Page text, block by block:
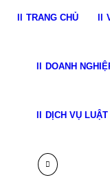
TRANG CHỦ
DOANH
DỊCH VỤ